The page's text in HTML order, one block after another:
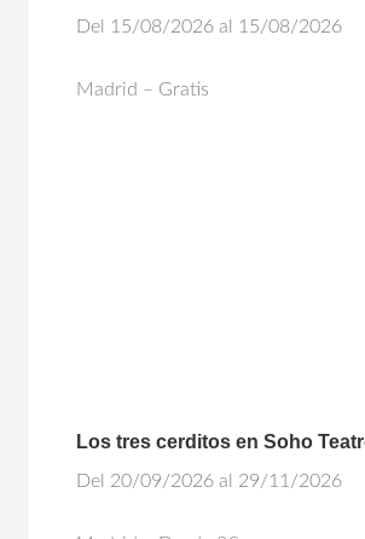
Del 15/08/2026 al 15/08/2026
Madrid – Gratis
Los tres cerditos en Soho
Del 20/09/2026 al 29/11/2026